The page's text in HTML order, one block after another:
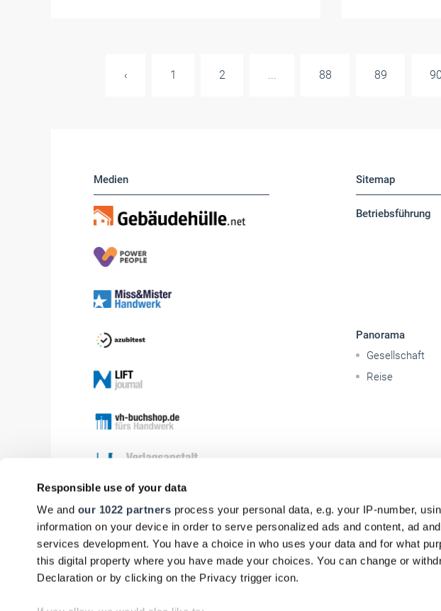
Responsible use of your data
We and our 1022 partners process your personal data, e.g. your IP-number,
information on your device in order to serve personalized ads and content, ad
services development. You have a choice in who uses your data and for what
this digital property where you have made your choices. You can change or
Declaration or by clicking on the Privacy trigger icon.
‹ 1 2 ... 88 89 90
Medien Sitemap
Betriebsführung
Panorama
Gesellschaft
Reise